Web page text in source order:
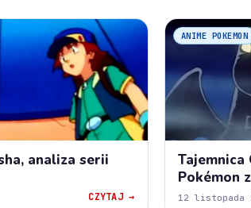
analiza serii
CZYTAJ →
ANIME POKEMON
Pokémon
12 listopada